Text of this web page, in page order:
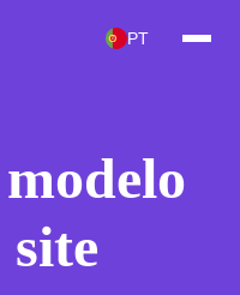
PT
site